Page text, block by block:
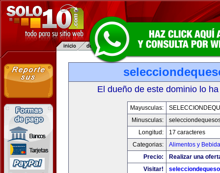
El dueño de este dominio lo
Mayusculas:
Minusculas:
Longitud:
17 caracteres
Categorias:
Alimentos y
Precio:
Realizar una
Visitar!